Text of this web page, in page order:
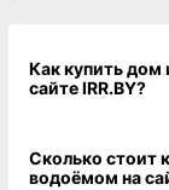
Как купить дом или коттедж
сайте IRR.BY?
Сколько стоит